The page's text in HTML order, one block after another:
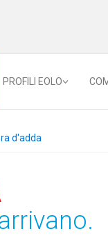
PROFILI EOLO
d'adda